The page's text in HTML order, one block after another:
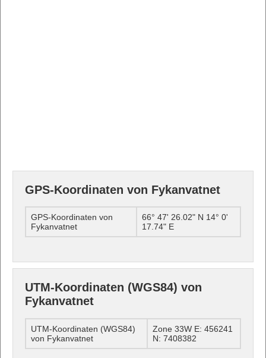
GPS-Koordinaten von Fykanvatnet
GPS-Koordinaten von
Fykanvatnet
66° 47' 26.02" N 14° 0'
17.74" E
UTM-Koordinaten (WGS84) von
Fykanvatnet
UTM-Koordinaten (WGS84)
von Fykanvatnet
Zone 33W E: 456241
N: 7408382